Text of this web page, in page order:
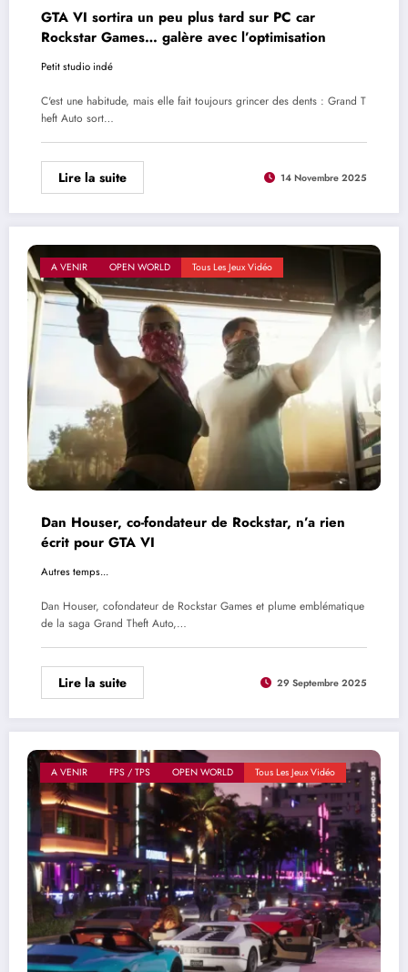
GTA VI sortira un peu plus tard sur PC car
Rockstar Games… galère avec l’optimisation
Petit studio indé
C'est une habitude, mais elle fait toujours grincer des dents : Grand T
heft Auto sort…
Lire la suite 14 Novembre 2025
A VENIR OPEN WORLD Tous Les Jeux Vidéo
Dan Houser, co-fondateur de Rockstar, n’a rien
écrit pour GTA VI
Autres temps...
Dan Houser, cofondateur de Rockstar Games et plume emblématique
de la saga Grand Theft Auto,…
Lire la suite 29 Septembre 2025
A VENIR FPS / TPS OPEN WORLD Tous Les Jeux Vidéo